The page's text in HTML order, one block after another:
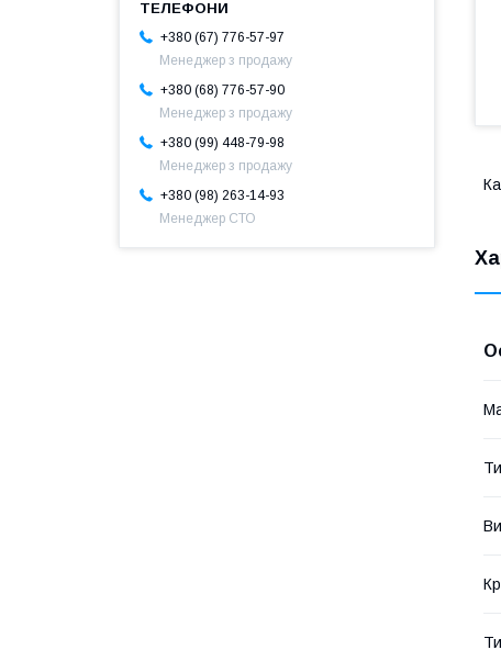
+380 (67) 776-57-97
Менеджер з продажу
+380 (68) 776-57-90
Менеджер з продажу
+380 (99) 448-79-98
Менеджер з продажу
+380 (98) 263-14-93
Менеджер СТО